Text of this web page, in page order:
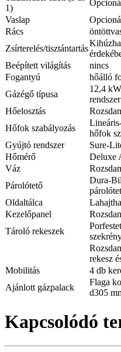
1)
Vaslap
Rács
Zsírterelés/tisztántartás
Beépített világítás
nincs
Fogantyú
hőálló
Gázégő típusa
12,4
rendszer
Hőelosztás
Hőfok szabályozás
hőfok
Gyújtó rendszer
Sure-
Hőmérő
Deluxe
Váz
Párolótető
Dura-
Oldaltálca
Kezelőpanel
Tároló rekeszek
rekesz
Mobilitás
4 db
Ajánlott gázpalack
Flaga
d305
Kapcsolódó